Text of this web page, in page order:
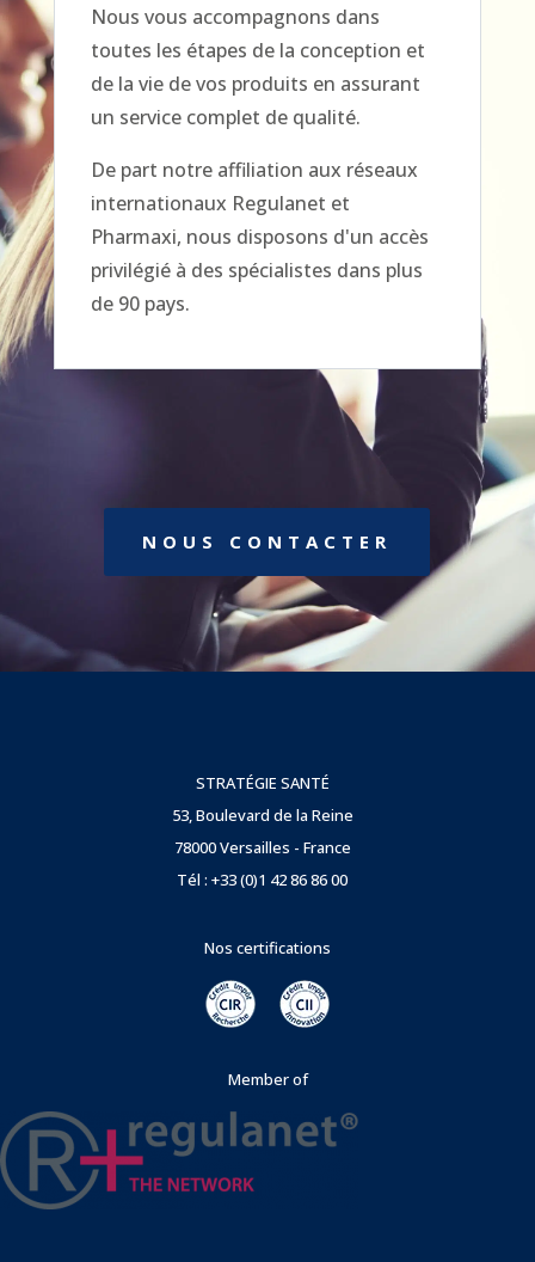
Nous vous accompagnons dans
toutes les étapes de la conception et
de la vie de vos produits en assurant
un service complet de qualité.
De part notre affiliation aux réseaux
internationaux Regulanet et
Pharmaxi, nous disposons d'un accès
privilégié à des spécialistes dans plus
de 90 pays.
NOUS CONTACTER
STRATÉGIE SANTÉ
53, Boulevard de la Reine
78000 Versailles - France
Tél : +33 (0)1 42 86 86 00
Nos certifications
Member of